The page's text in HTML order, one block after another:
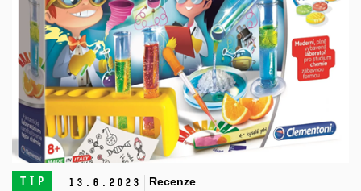
TIP 13. 6. 2023 Recenze